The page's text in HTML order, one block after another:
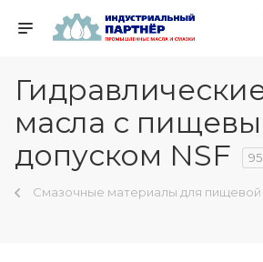
масла с
допуском NSF
95
Смазочные материалы для